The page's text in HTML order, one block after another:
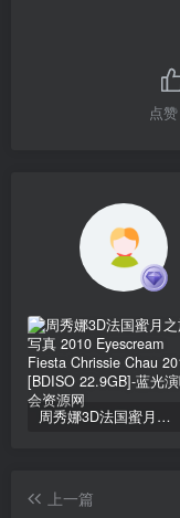
点赞
周秀娜3D法国蜜月之旅写真 2010 Eyescream Fiesta Chrissie Chau 2010 [BDISO 22.9GB]
上一篇